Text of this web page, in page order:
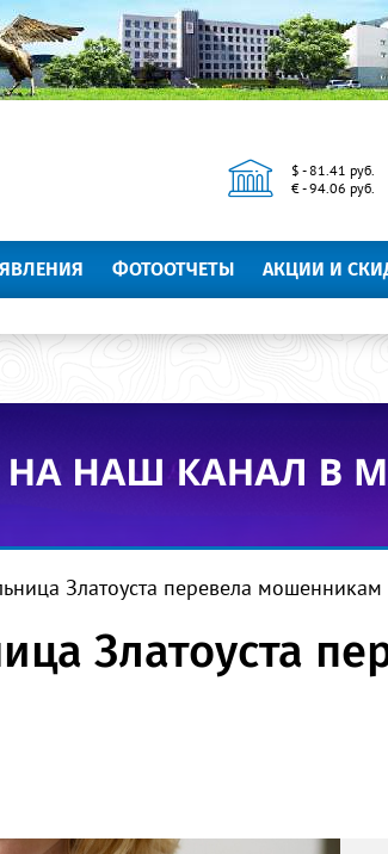
$ - 81.41 руб.
€ - 94.06 руб.
ФОТООТЧЕТЫ АКЦИИ И
Златоуста перевела
Златоуста